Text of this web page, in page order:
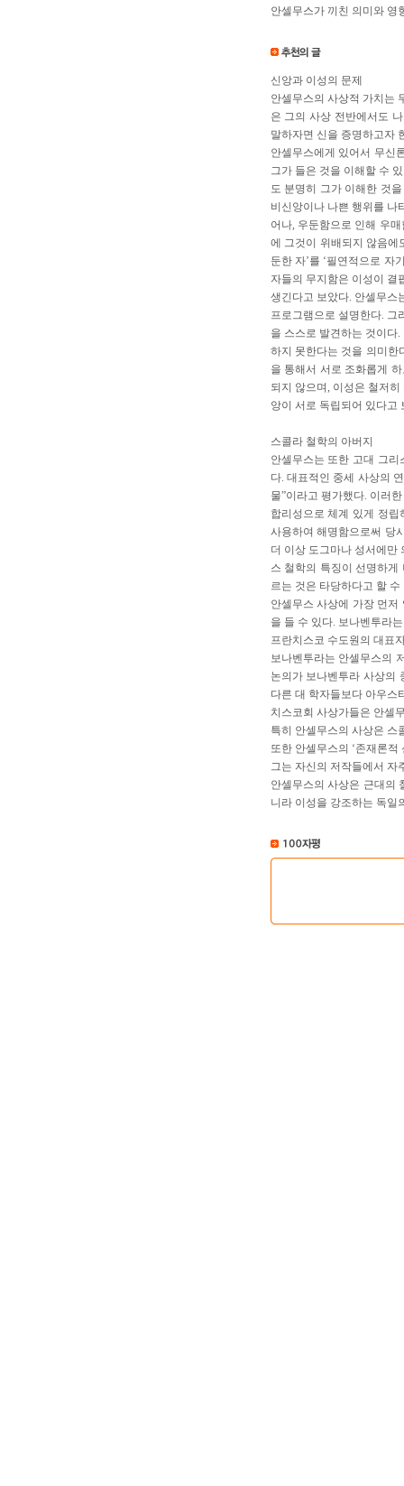
안셀무스가 끼친 의미와 영
신앙과 이성의 문제
안셀무스의 사상적 가치는
은 그의 사상 전반에서도
말하자면 신을 증명하고자
안셀무스에게 있어서 무신
그가 들은 것을 이해할 수
도 분명히 그가 이해한 것
비신앙이나 나쁜 행위를 나
어나, 우둔함으로 인해 우
에 그것이 위배되지 않음에
둔한 자’를 ‘필연적으로 자
자들의 무지함은 이성이 결
생긴다고 보았다. 안셀무스
프로그램으로 설명한다.
을 스스로 발견하는 것이다
하지 못한다는 것을 의미한
을 통해서 서로 조화롭게
되지 않으며, 이성은 철저
앙이 서로 독립되어 있다고
스콜라 철학의 아버지
안셀무스는 또한 고대 그
다. 대표적인 중세 사상의
물”이라고 평가했다. 이러
합리성으로 체계 있게 정
사용하여 해명함으로써 당
더 이상 도그마나 성서에만
스 철학의 특징이 선명하게
르는 것은 타당하다고 할 수
안셀무스 사상에 가장 먼저
을 들 수 있다. 보나벤투라
프란치스코 수도원의 대표
보나벤투라는 안셀무스의
논의가 보나벤투라 사상의
다른 대 학자들보다 아우스
치스코회 사상가들은 안셀
특히 안셀무스의 사상은 스
또한 안셀무스의 ‘존재론
그는 자신의 저작들에서 자
안셀무스의 사상은 근대의
니라 이성을 강조하는 독일